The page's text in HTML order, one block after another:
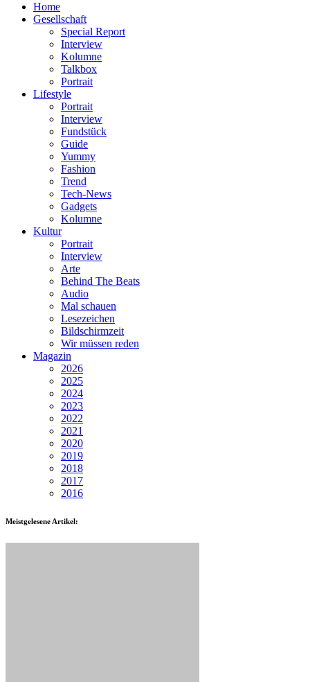
Home
Gesellschaft
Special Report
Interview
Kolumne
Talkbox
Portrait
Lifestyle
Portrait
Interview
Fundstück
Guide
Yummy
Fashion
Trend
Tech-News
Gadgets
Kolumne
Kultur
Portrait
Interview
Arte
Behind The Beats
Audio
Mal schauen
Lesezeichen
Bildschirmzeit
Wir müssen reden
Magazin
2026
2025
2024
2023
2022
2021
2020
2019
2018
2017
2016
Meistgelesene Artikel: